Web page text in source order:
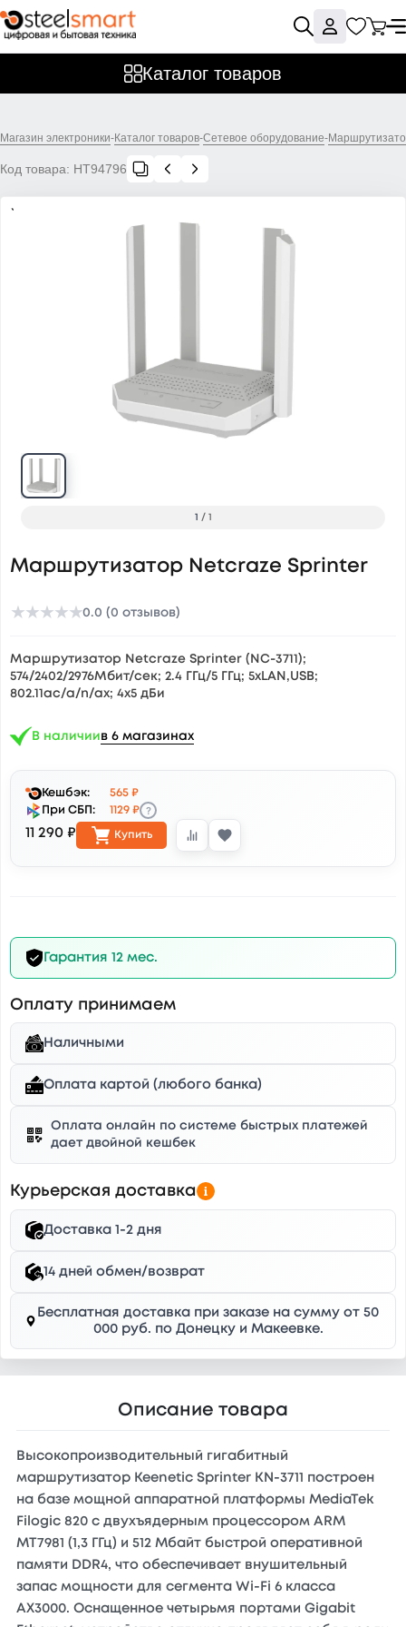
Каталог товаров
Магазин электроники-Каталог товаров-Сетевое оборудование-
Код товара: НТ94796
1 / 1
Маршрутизатор Netcraze Sprinter
★★★★★0.0 (0 отзывов)
Маршрутизатор Netcraze Sprinter (NC-3711);
574/2402/2976Мбит/сек; 2.4 ГГц/5 ГГц; 5xLAN,USB;
802.11ac/a/n/ax; 4x5 дБи
В наличиив 6 магазинах
Кешбэк:
565 ₽
При СБП:
1129 ₽ ?
11 290 ₽ Купить
Гарантия 12 мес.
Оплату принимаем
Наличными
Оплата картой (любого банка)
Оплата онлайн по системе быстрых платежей
дает двойной кешбек
Курьерская доставка
Доставка 1-2 дня
14 дней обмен/возврат
Бесплатная доставка при заказе на сумму от 50
000 руб. по Донецку и Макеевке.
Описание товара
Высокопроизводительный гигабитный
маршрутизатор Keenetic Sprinter KN-3711 построен
на базе мощной аппаратной платформы MediaTek
Filogic 820 с двухъядерным процессором ARM
MT7981 (1,3 ГГц) и 512 Мбайт быстрой оперативной
памяти DDR4, что обеспечивает внушительный
запас мощности для сегмента Wi-Fi 6 класса
AX3000. Оснащенное четырьмя портами Gigabit